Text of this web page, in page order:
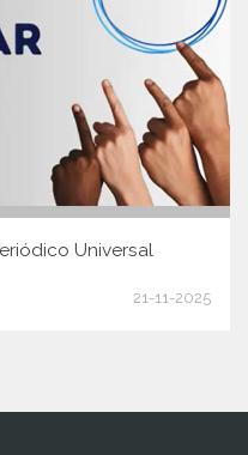
Universal
21-11-2025